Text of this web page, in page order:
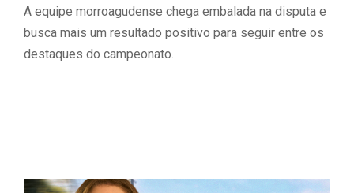
A equipe morroagudense chega embalada na disputa e
busca mais um resultado positivo para seguir entre os
destaques do campeonato.